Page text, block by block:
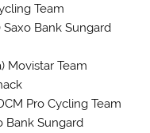
Team
Saxo Bank Sungard
Movistar Team
Pro Cycling Team
Bank Sungard